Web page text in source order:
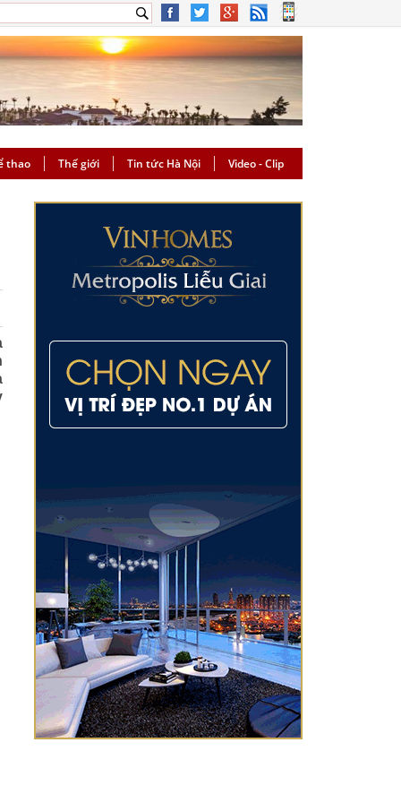
thao Thế giới Tin tức Hà Nội Video - Clip